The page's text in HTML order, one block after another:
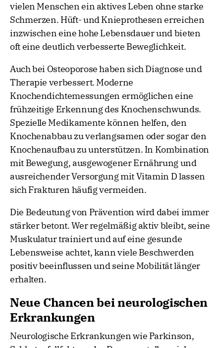
vielen Menschen ein aktives Leben ohne starke
Schmerzen. Hüft- und Knieprothesen erreichen
inzwischen eine hohe Lebensdauer und bieten
oft eine deutlich verbesserte Beweglichkeit.
Auch bei Osteoporose haben sich Diagnose und
Therapie verbessert. Moderne
Knochendichtemessungen ermöglichen eine
frühzeitige Erkennung des Knochenschwunds.
Spezielle Medikamente können helfen, den
Knochenabbau zu verlangsamen oder sogar den
Knochenaufbau zu unterstützen. In Kombination
mit Bewegung, ausgewogener Ernährung und
ausreichender Versorgung mit Vitamin D lassen
sich Frakturen häufig vermeiden.
Die Bedeutung von Prävention wird dabei immer
stärker betont. Wer regelmäßig aktiv bleibt, seine
Muskulatur trainiert und auf eine gesunde
Lebensweise achtet, kann viele Beschwerden
positiv beeinflussen und seine Mobilität länger
erhalten.
Neue Chancen bei neurologischen
Erkrankungen
Neurologische Erkrankungen wie Parkinson,